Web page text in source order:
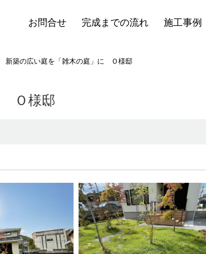
お問合せ 完成までの流れ 施工事例
新築の広い庭を「雑木の庭」に Ｏ様邸
Ｏ様邸